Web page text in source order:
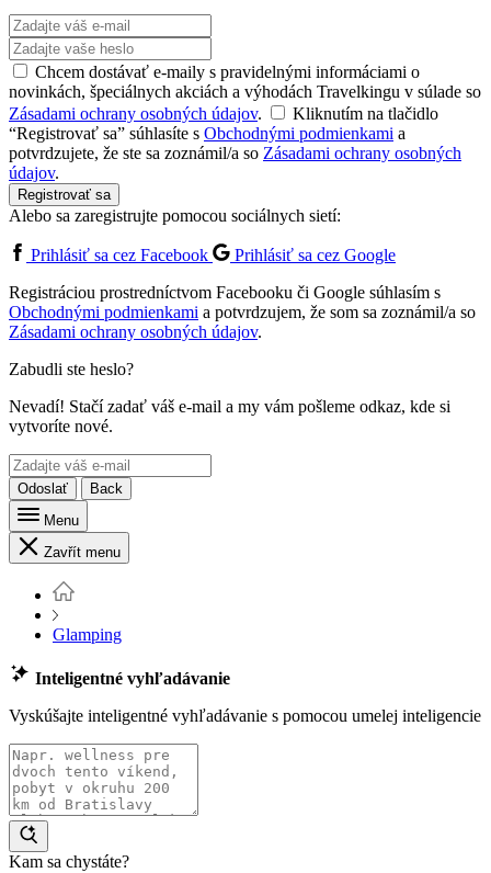
Chcem dostávať e-maily s pravidelnými informáciami o
novinkách, špeciálnych akciách a výhodách Travelkingu v súlade so
Zásadami ochrany osobných údajov.
Kliknutím na tlačidlo
“Registrovať sa” súhlasíte s Obchodnými podmienkami a
potvrdzujete, že ste sa zoznámil/a so Zásadami ochrany osobných
údajov.
Registrovať sa
Alebo sa zaregistrujte pomocou sociálnych sietí:
Prihlásiť sa cez Facebook
Prihlásiť sa cez Google
Registráciou prostredníctvom Facebooku či Google súhlasím s
Obchodnými podmienkami a potvrdzujem, že som sa zoznámil/a so
Zásadami ochrany osobných údajov.
Zabudli ste heslo?
Nevadí! Stačí zadať váš e-mail a my vám pošleme odkaz, kde si
vytvoríte nové.
Odoslať
Back
Menu
Zavřít menu
Glamping
Inteligentné vyhľadávanie
Vyskúšajte inteligentné vyhľadávanie s pomocou umelej inteligencie
Kam sa chystáte?